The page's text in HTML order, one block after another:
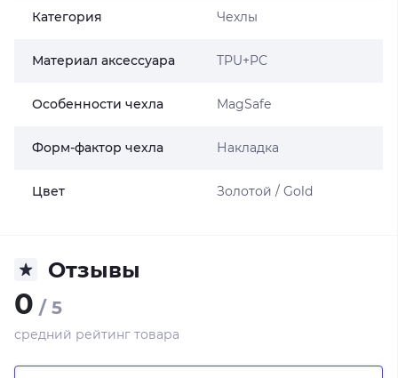
Категория Чехлы
Материал аксессуара TPU+PC
Особенности чехла MagSafe
Форм-фактор чехла Накладка
Цвет Золотой / Gold
Отзывы
0 / 5
средний рейтинг товара